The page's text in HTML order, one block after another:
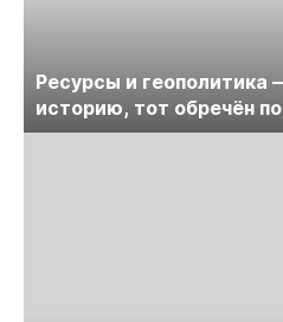
Ресурсы и геополитика
историю, тот обречён